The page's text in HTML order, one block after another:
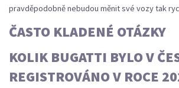
pravděpodobně nebudou měnit své vozy tak
ČASTO KLADENÉ OTÁZKY
KOLIK BUGATTI BYLO V
REGISTROVÁNO V ROCE